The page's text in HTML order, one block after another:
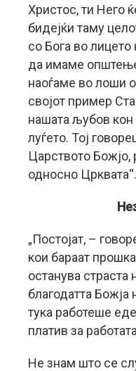
Христос, ти Него
бидејќи таму
со Бога во
да имаме
наоѓаме во лоши
својот пример
нашата љубов кон
луѓето. Тој
Царството Божјо,
односно Црквата“.
„Постојат, –
кои бараат
останува страста
благодатта Божја
тука работеше
платив за
Не знам што се